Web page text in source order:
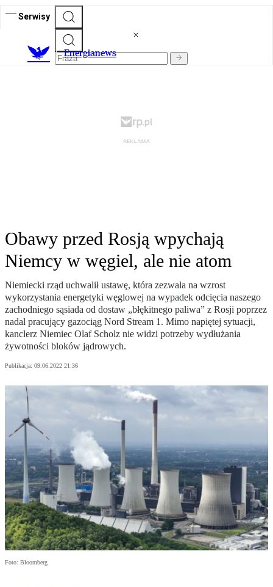
Serwisy
Energianews
Obawy przed Rosją wpychają
Niemcy w węgiel, ale nie atom
Niemiecki rząd uchwalił ustawę, która zezwala na wzrost
wykorzystania energetyki węglowej na wypadek odcięcia naszego
zachodniego sąsiada od dostaw „błękitnego paliwa” z Rosji poprzez
nadal pracujący gazociąg Nord Stream 1. Mimo napiętej sytuacji,
kanclerz Niemiec Olaf Scholz nie widzi potrzeby wydłużania
żywotności bloków jądrowych.
Publikacja: 09.06.2022 21:36
Foto: Bloomberg